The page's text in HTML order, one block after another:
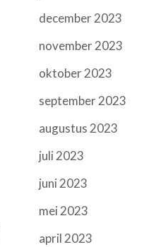
december 2023
november 2023
oktober 2023
september 2023
augustus 2023
juli 2023
juni 2023
mei 2023
april 2023